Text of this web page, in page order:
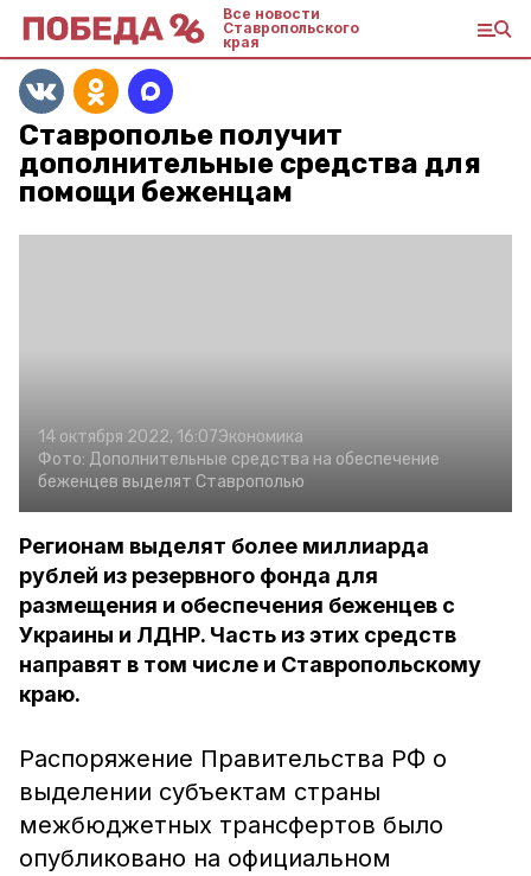
Все новости
Ставропольского
края
Ставрополье получит
дополнительные средства для
помощи беженцам
14 октября 2022, 16:07Экономика
Фото: Дополнительные средства на обеспечение
беженцев выделят Ставрополью
Регионам выделят более миллиарда
рублей из резервного фонда для
размещения и обеспечения беженцев с
Украины и ЛДНР. Часть из этих средств
направят в том числе и Ставропольскому
краю.
Распоряжение Правительства РФ о
выделении субъектам страны
межбюджетных трансфертов было
опубликовано на официальном